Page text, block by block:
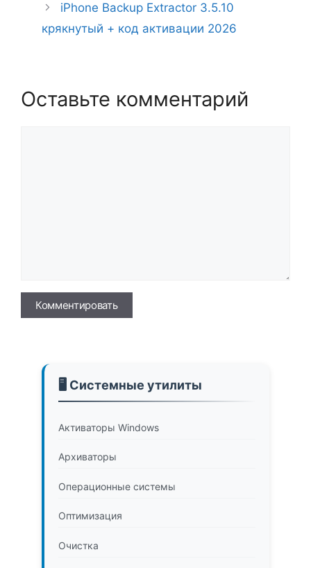
iPhone Backup Extractor 3.5.10
крякнутый + код активации 2026
Оставьте комментарий
Имя
🖥️ Системные утилиты
Активаторы Windows
Архиваторы
Операционные системы
Оптимизация
Очистка